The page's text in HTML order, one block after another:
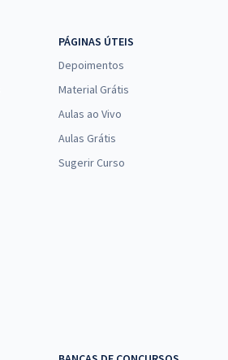
PÁGINAS ÚTEIS
Depoimentos
Material Grátis
Aulas ao Vivo
Aulas Grátis
Sugerir Curso